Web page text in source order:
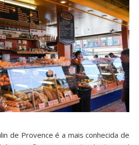
de Provence é a mais conhecida de